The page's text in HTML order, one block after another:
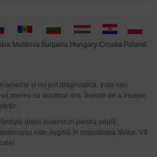
Moldova Bulgaria Hungary Croatia Poland
și nu pot diagnostica, trata sau
mereu cu doctorul dvs. înainte de a începe
drept suveniruri pentru adulți.
este ilegală în majoritatea țărilor. Vă